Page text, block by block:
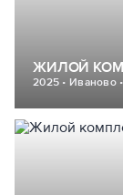
ЖИЛОЙ
2025 • Иваново